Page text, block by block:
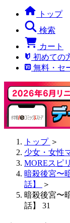
トップ
検索
カート
初めての
無料・セ
トップ ＞
少女・女性
MOREスピ
暗殺後宮〜
話】
＞
暗殺後宮〜
話】 31